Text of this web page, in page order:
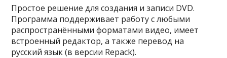
Простое решение для создания и записи DVD.
Программа поддерживает работу с любыми
распространёнными форматами видео, имеет
встроенный редактор, а также перевод на
русский язык (в версии Repack).